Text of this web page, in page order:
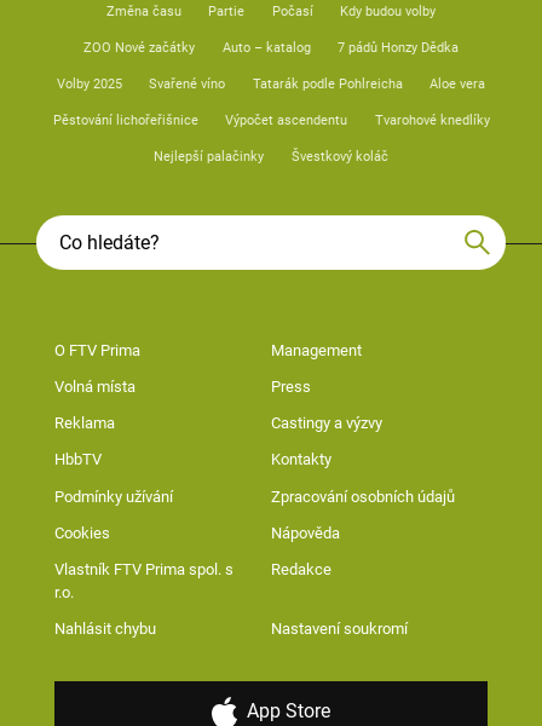
Změna času Partie Počasí Kdy budou volby
ZOO Nové začátky Auto – katalog 7 pádů Honzy Dědka
Volby 2025 Svařené víno Tatarák podle Pohlreicha Aloe vera
Pěstování lichořeřišnice Výpočet ascendentu Tvarohové knedlíky
Nejlepší palačinky Švestkový koláč
O FTV Prima Management
Volná místa Press
Reklama Castingy a výzvy
HbbTV Kontakty
Podmínky užívání Zpracování osobních údajů
Cookies Nápověda
Vlastník FTV Prima spol. s
r.o.
Redakce
Nahlásit chybu Nastavení soukromí
App Store